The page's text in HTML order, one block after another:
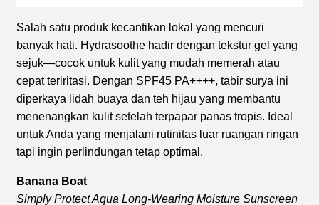
Salah satu produk kecantikan lokal yang mencuri
banyak hati. Hydrasoothe hadir dengan tekstur gel yang
sejuk—cocok untuk kulit yang mudah memerah atau
cepat teriritasi. Dengan SPF45 PA++++, tabir surya ini
diperkaya lidah buaya dan teh hijau yang membantu
menenangkan kulit setelah terpapar panas tropis. Ideal
untuk Anda yang menjalani rutinitas luar ruangan ringan
tapi ingin perlindungan tetap optimal.
Banana Boat
Simply Protect Aqua Long-Wearing Moisture Sunscreen